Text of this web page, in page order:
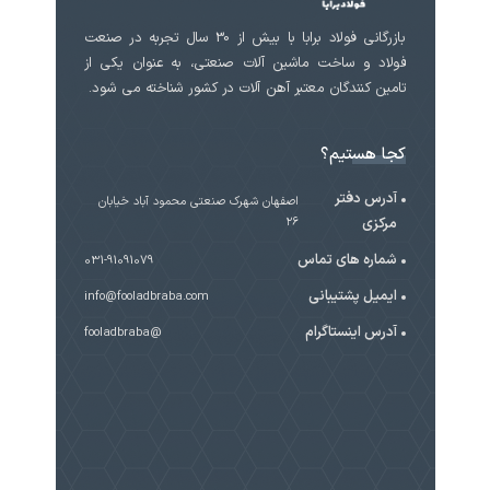
بازرگانی فولاد برابا با بیش از 30 سال تجربه در صنعت
فولاد و ساخت ماشین آلات صنعتی، به عنوان یکی از
تامین کنندگان معتبر آهن آلات در کشور شناخته می شود.
کجا هستیم؟
آدرس دفتر
مرکزی
اصفهان شهرک صنعتی محمود آباد خیابان
۲۶
شماره های تماس 031-91091079
ایمیل پشتیبانی info@fooladbraba.com
آدرس اینستاگرام @fooladbraba